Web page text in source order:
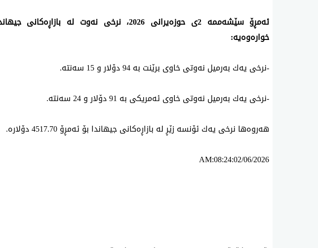
خواره‌وه‌یه‌:
-نرخی یه‌ك به‌رمیل نه‌وتی خاوی برێنت به‌ 94 دۆلار و 15 سه‌نته‌.
-نرخی یه‌ك به‌رمیل نه‌وتی خاوی ئه‌مریكی به‌ 91 دۆلار و 24 سه‌نته‌.
هه‌روه‌ها نرخی یه‌ك ئۆنسه‌ زێڕ له‌ بازاڕەكانی جیهاندا بۆ ئه‌مڕۆ 4517.70 دۆلاره‌.
AM:08:24:02/06/2026